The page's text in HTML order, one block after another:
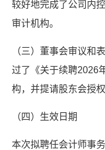
较好地完成了公司内
审计机构。
（三）董事会审议和
过了《关于续聘2026
构，并提请股东会授
（四）生效日期
本次拟聘任会计师事